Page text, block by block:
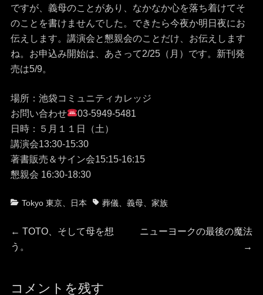
ですが、義母のことがあり、なかなか心を落ち着けてそ
のことを書けませんでした。できたら今夜か明日夜にお
伝えします。講演会と懇親会のことだけ、お伝えします
ね。お申込み開始は、あさって2/25（月）です。新刊発
売は5/9。
場所：池袋コミュニティカレッジ
お問い合わせ
03-5949-5481
日時：５月１１日（土）
講演会13:30-15:30
著書販売＆サイン会15:15-16:15
懇親会 16:30-18:30
カ
リ
Tokyo 東京、 日本
タ 葬儀、 義母、 家族
投
ナ
← 前
TOTO、そして母を想
う。
次
ニューヨークの最後の魔法
→
コメントを残す